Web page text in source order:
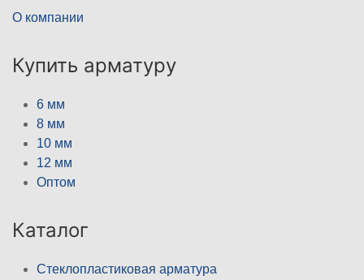
О компании
Купить арматуру
6 мм
8 мм
10 мм
12 мм
Оптом
Каталог
Стеклопластиковая арматура